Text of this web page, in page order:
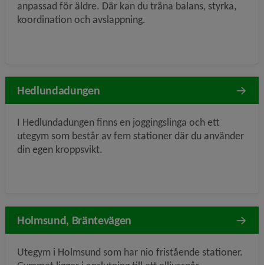
anpassad för äldre. Där kan du träna balans, styrka,
koordination och avslappning.
Hedlundadungen
I Hedlundadungen finns en joggingslinga och ett
utegym som består av fem stationer där du använder
din egen kroppsvikt.
Holmsund, Bräntevägen
Utegym i Holmsund som har nio fristående stationer.